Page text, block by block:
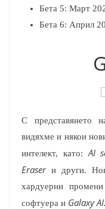
Бета 5: Март
Бета 6: Април
С представянето
видяхме и някои
интелект, като:
AI
Еraserи други.
хардуерни
софтуера и Galaxy AI.